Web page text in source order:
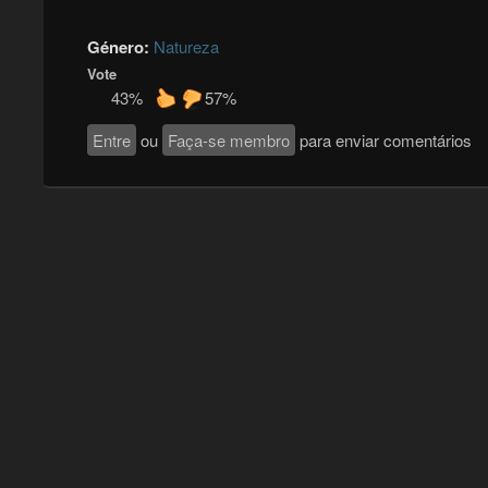
Género: Natureza
Vote
43%
57%
Entre ou Faça-se membro para enviar comentários